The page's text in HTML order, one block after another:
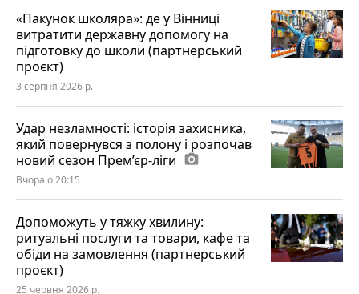
«Пакунок школяра»: де у Вінниці
витратити державну допомогу на
підготовку до школи (партнерський
проєкт)
3 серпня 2026 р.
Удар незламності: історія захисника,
який повернувся з полону і розпочав
новий сезон Прем’єр-ліги photo_camera
Вчора о 20:15
Допоможуть у тяжку хвилину:
ритуальні послуги та товари, кафе та
обіди на замовлення (партнерський
проєкт)
25 червня 2026 р.